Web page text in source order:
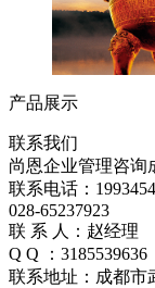
产品展示
联系我们
尚恩企业管理咨询
联系电话：
028-65237923
联 系 人：赵经理
Q Q ：3185539636
联系地址：成都市